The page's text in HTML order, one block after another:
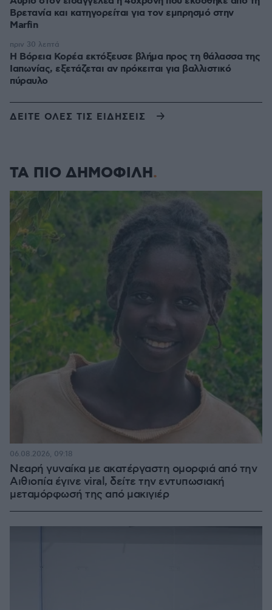
Βρετανία και κατηγορείται για τον εμπρησμό στην
Marfin
Η Βόρεια Κορέα εκτόξευσε βλήμα προς τη θάλασσα της
Ιαπωνίας, εξετάζεται αν πρόκειται για βαλλιστικό
πύραυλο
πριν 30 λεπτά
ΔΕΙΤΕ ΟΛΕΣ ΤΙΣ ΕΙΔΗΣΕΙΣ
ΤΑ ΠΙΟ ΔΗΜΟΦΙΛΗ
Νεαρή γυναίκα με ακατέργαστη ομορφιά από την
Αιθιοπία έγινε viral, δείτε την εντυπωσιακή
μεταμόρφωσή της από μακιγιέρ
06.08.2026, 09:18